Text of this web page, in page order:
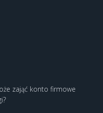
zająć konto firmowe